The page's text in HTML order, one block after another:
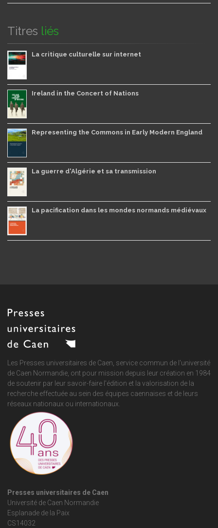
Titres liés
La critique culturelle sur internet
Ireland in the Concert of Nations
Representing the Commons in Early Modern England
La guerre d'Algérie et sa transmission
La pacification dans les mondes normands médiévaux
Les Presses universitaires de Caen, service commun de l'université
de Caen Normandie , ont pour mission depuis leur création en 1984
de soutenir par leur savoir-faire l'édition et la valorisation de la
recherche effectuée au sein des équipes caennaises et de leurs
réseaux nationaux ou internationaux.
Presses universitaires de Caen
Université de Caen Normandie
Esplanade de la Paix
CS14032